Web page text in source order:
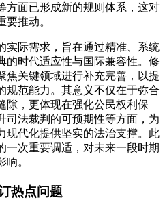
方面已形成新的规则体系，这对
推动。
实际需求，旨在通过精准、系统
的时代适应性与国际兼容性。修
焦关键领域进行补充完善，以提
规范能力。其意义不仅在于弥合
隙，更体现在强化公民权利保
司法裁判的可预期性等方面，为
现代化提供坚实的法治支撑。此
一次重要调适，对未来一段时期
。
热点问题